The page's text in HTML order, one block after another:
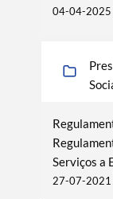
04-04-2025
Serviços a
27-07-2021